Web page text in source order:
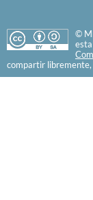
©
compartir libremente,